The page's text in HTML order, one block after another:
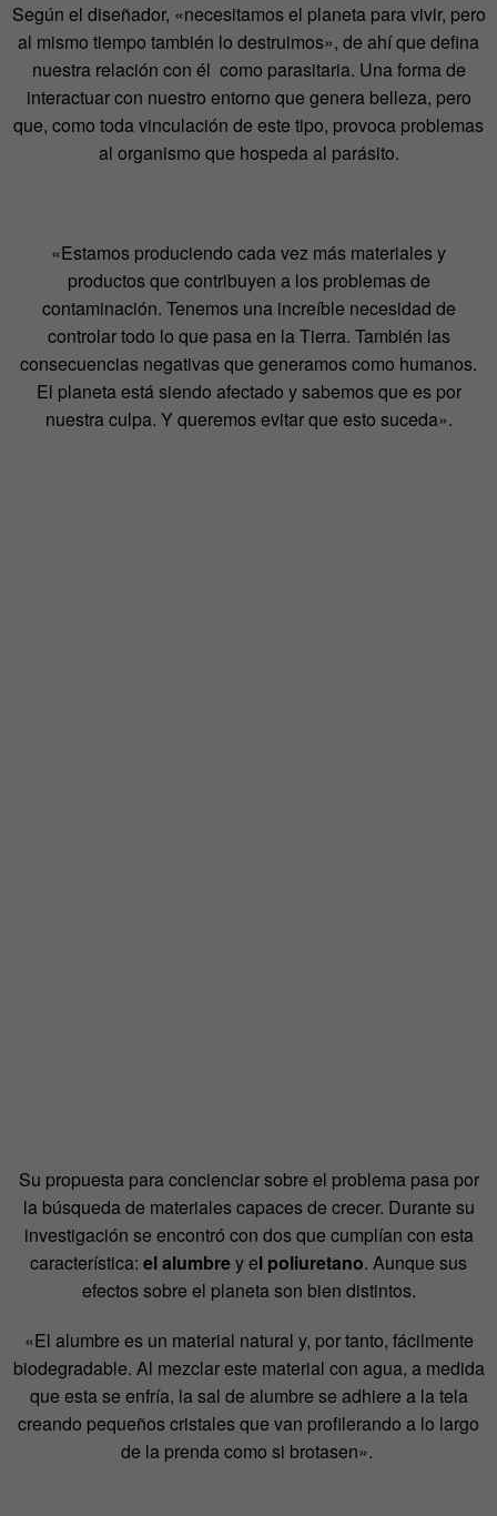
Según el diseñador, «necesitamos el planeta para vivir, pero
al mismo tiempo también lo destruimos», de ahí que defina
nuestra relación con él como parasitaria. Una forma de
interactuar con nuestro entorno que genera belleza, pero
que, como toda vinculación de este tipo, provoca problemas
al organismo que hospeda al parásito.
«Estamos produciendo cada vez más materiales y
productos que contribuyen a los problemas de
contaminación. Tenemos una increíble necesidad de
controlar todo lo que pasa en la Tierra. También las
consecuencias negativas que generamos como humanos.
El planeta está siendo afectado y sabemos que es por
nuestra culpa. Y queremos evitar que esto suceda».
Su propuesta para concienciar sobre el problema pasa por
la búsqueda de materiales capaces de crecer. Durante su
investigación se encontró con dos que cumplían con esta
característica: el alumbrey el poliuretano. Aunque sus
efectos sobre el planeta son bien distintos.
«El alumbre es un material natural y, por tanto, fácilmente
biodegradable. Al mezclar este material con agua, a medida
que esta se enfría, la sal de alumbre se adhiere a la tela
creando pequeños cristales que van profilerando a lo largo
de la prenda como si brotasen».